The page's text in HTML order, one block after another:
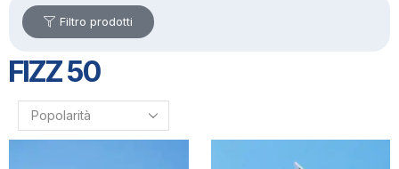
Filtro prodotti
FIZZ 50